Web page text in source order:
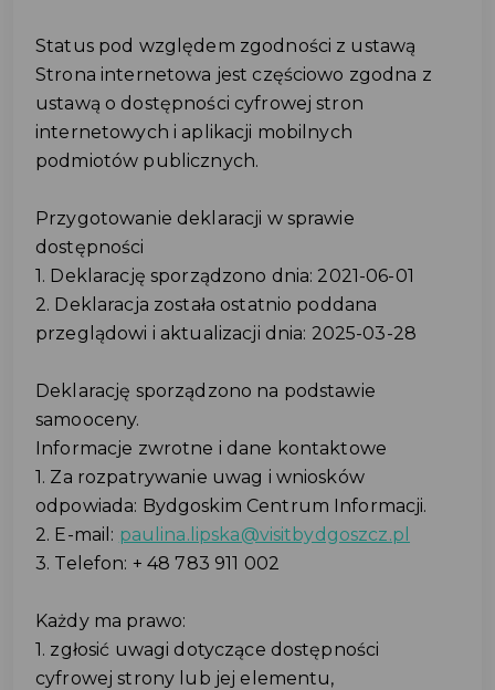
Status pod względem zgodności z ustawą
Strona internetowa jest częściowo zgodna z
ustawą o dostępności cyfrowej stron
internetowych i aplikacji mobilnych
podmiotów publicznych.
Przygotowanie deklaracji w sprawie
dostępności
1. Deklarację sporządzono dnia: 2021-06-01
2. Deklaracja została ostatnio poddana
przeglądowi i aktualizacji dnia: 2025-03-28
Deklarację sporządzono na podstawie
samooceny.
Informacje zwrotne i dane kontaktowe
1. Za rozpatrywanie uwag i wniosków
odpowiada: Bydgoskim Centrum Informacji.
2. E-mail: paulina.lipska@visitbydgoszcz.pl
3. Telefon: + 48 783 911 002
Każdy ma prawo:
1. zgłosić uwagi dotyczące dostępności
cyfrowej strony lub jej elementu,